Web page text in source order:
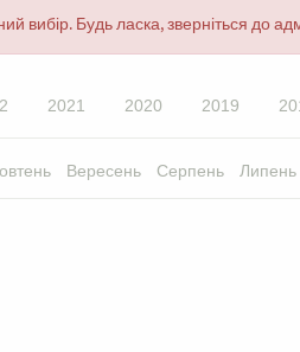
вибір. Будь ласка, зверніться до
2021 2020 2019
Вересень Серпень Липень